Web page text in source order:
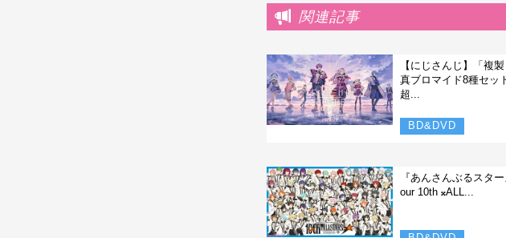
関連記事
【にじさんじ】「複
真ブロマイド8種セッ
超...
BD&DVD
『あんさんぶるスタ
our 10th 𝄪ALL...